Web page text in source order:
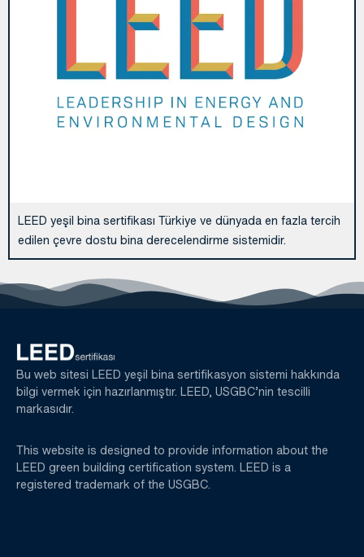
LEED yeşil bina sertifikası Türkiye ve dünyada en fazla tercih
edilen çevre dostu bina derecelendirme sistemidir.
Bu web sitesi LEED yeşil bina sertifikasyon sistemi hakkında
bilgi vermek için hazırlanmıştır. LEED, USGBC’nin tescilli
markasıdır.
This website is designed to provide information about the
LEED green building certification system. LEED is a
registered trademark of the USGBC.